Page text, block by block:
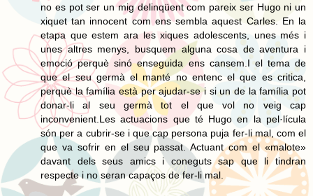
no es pot ser un mig delinqüent com pareix ser Hugo ni un
xiquet tan innocent com ens sembla aquest Carles. En la
etapa que estem ara les xiques adolescents, unes més i
unes altres menys, busquem alguna cosa de aventura i
emoció perquè sinó enseguida ens cansem.I el tema de
que el seu germà el manté no entenc el que es critica,
perquè la família està per ajudar-se i si un de la família pot
donar-li al seu germà tot el que vol no veig cap
inconvenient.Les actuacions que té Hugo en la pel·lícula
són per a cubrir-se i que cap persona puja fer-li mal, com el
que va sofrir en el seu passat. Actuant com el «malote»
davant dels seus amics i coneguts sap que li tindran
respecte i no seran capaços de fer-li mal.